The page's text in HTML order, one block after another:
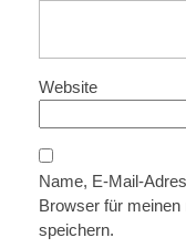
Website
Name, E-Mail-
Browser für
speichern.